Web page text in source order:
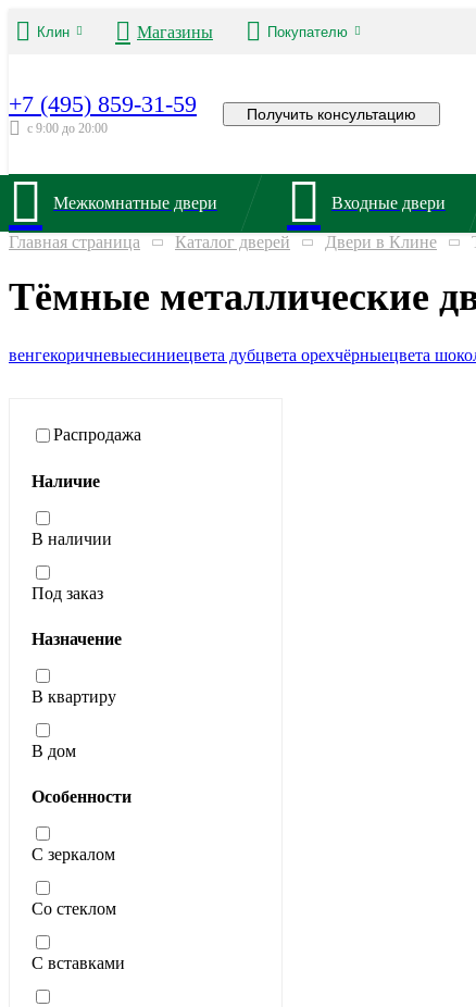
Клин Магазины Покупателю
+7 (495) 859-31-59
с 9:00 до 20:00
Получить консультацию
Межкомнатные двери Входные двери
Главная страница Каталог дверей Двери в Клине
Тёмные металлические
венгекоричневыесиниецвета дубцвета орехчёрныецвета
Распродажа
Наличие
В наличии
Под заказ
Назначение
В квартиру
В дом
Особенности
С зеркалом
Со стеклом
С вставками